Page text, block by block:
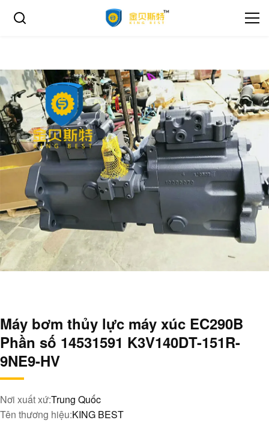
Máy bơm thủy lực máy xúc EC290B
Phần số 14531591 K3V140DT-151R-
9NE9-HV
Nơi xuất xứ:Trung Quốc
Tên thương hiệu:KING BEST